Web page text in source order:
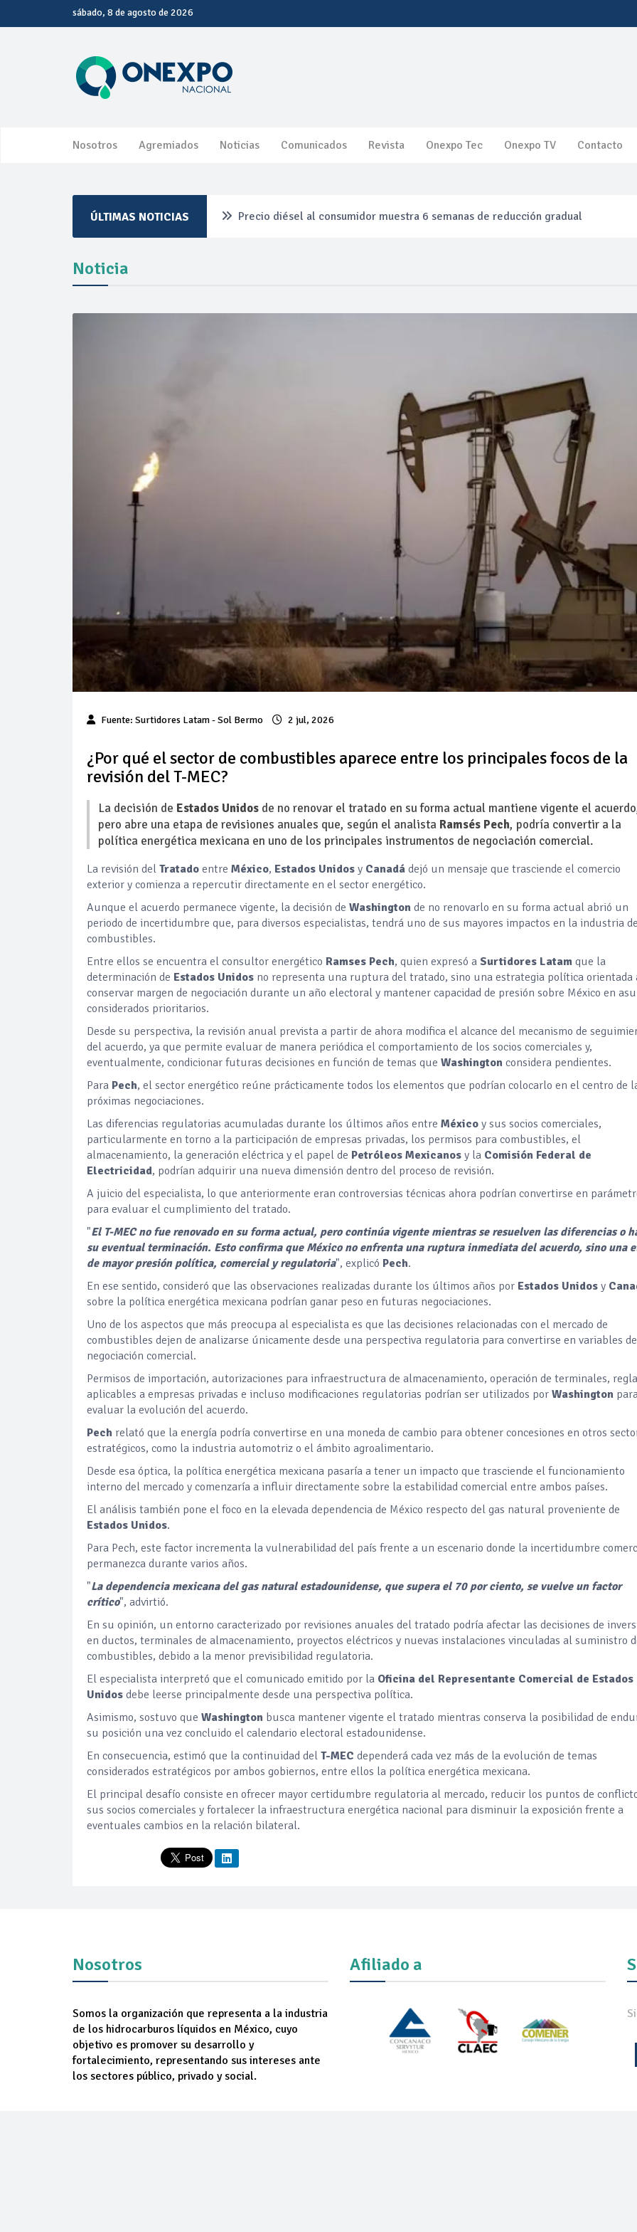
sábado, 8 de agosto de 2026
Nosotros Agremiados Noticias Comunicados Revista Onexpo Tec Onexpo TV Contacto
ÚLTIMAS NOTICIAS Precio diésel al consumidor muestra 6 semanas de reducción gradual
Pierde Pemex 71 millones de pesos al día por "procesadoras" ilegales
Pacto dispara 83% ventas diésel Pemex
Incertidumbre regulatoria pone a prueba las inversiones de las Estaciones de
Precio del diésel comprime el margen de las gasolineras: se espera
Baja 5% más el precio internacional del crudo por posible acuerdo de paz
Petróleo continúa su descenso en el mercado internacional
Noticia
Fuente: Surtidores Latam- Sol Bermo 2 jul, 2026
¿Por qué el sector de combustibles aparece entre los principales focos de la
revisión del T-MEC?
La decisión de Estados Unidos de no renovar el tratado en su forma actual mantiene vigente el
pero abre una etapa de revisiones anuales que, según el analista Ramsés Pech, podría convertir a la
política energética mexicana en uno de los principales instrumentos de negociación comercial.
La revisión del Tratado entre México, Estados Unidos y Canadá dejó un mensaje que trasciende el comercio
exterior y comienza a repercutir directamente en el sector energético.
Aunque el acuerdo permanece vigente, la decisión de Washington de no renovarlo en su forma actual abrió un
periodo de incertidumbre que, para diversos especialistas, tendrá uno de sus mayores impactos en la industria
combustibles.
Entre ellos se encuentra el consultor energético Ramses Pech, quien expresó a Surtidores Latam que la
determinación de Estados Unidos no representa una ruptura del tratado, sino una estrategia política orientada
conservar margen de negociación durante un año electoral y mantener capacidad de presión sobre México en
considerados prioritarios.
Desde su perspectiva, la revisión anual prevista a partir de ahora modifica el alcance del mecanismo de
del acuerdo, ya que permite evaluar de manera periódica el comportamiento de los socios comerciales y,
eventualmente, condicionar futuras decisiones en función de temas que Washington considera pendientes.
Para Pech, el sector energético reúne prácticamente todos los elementos que podrían colocarlo en el centro de
próximas negociaciones.
Las diferencias regulatorias acumuladas durante los últimos años entre México y sus socios comerciales,
particularmente en torno a la participación de empresas privadas, los permisos para combustibles, el
almacenamiento, la generación eléctrica y el papel de Petróleos Mexicanos y la Comisión Federal de
Electricidad, podrían adquirir una nueva dimensión dentro del proceso de revisión.
A juicio del especialista, lo que anteriormente eran controversias técnicas ahora podrían convertirse en
para evaluar el cumplimiento del tratado.
"El T-MEC no fue renovado en su forma actual, pero continúa vigente mientras se resuelven las diferencias o
su eventual terminación. Esto confirma que México no enfrenta una ruptura inmediata del acuerdo, sino una
de mayor presión política, comercial y regulatoria", explicó Pech.
En ese sentido, consideró que las observaciones realizadas durante los últimos años por Estados Unidos y
sobre la política energética mexicana podrían ganar peso en futuras negociaciones.
Uno de los aspectos que más preocupa al especialista es que las decisiones relacionadas con el mercado de
combustibles dejen de analizarse únicamente desde una perspectiva regulatoria para convertirse en variables de
negociación comercial.
Permisos de importación, autorizaciones para infraestructura de almacenamiento, operación de terminales,
aplicables a empresas privadas e incluso modificaciones regulatorias podrían ser utilizados por Washington
evaluar la evolución del acuerdo.
Pech relató que la energía podría convertirse en una moneda de cambio para obtener concesiones en otros
estratégicos, como la industria automotriz o el ámbito agroalimentario.
Desde esa óptica, la política energética mexicana pasaría a tener un impacto que trasciende el funcionamiento
interno del mercado y comenzaría a influir directamente sobre la estabilidad comercial entre ambos países.
El análisis también pone el foco en la elevada dependencia de México respecto del gas natural proveniente de
Estados Unidos.
Para Pech, este factor incrementa la vulnerabilidad del país frente a un escenario donde la incertidumbre
permanezca durante varios años.
"La dependencia mexicana del gas natural estadounidense, que supera el 70 por ciento, se vuelve un factor
crítico", advirtió.
En su opinión, un entorno caracterizado por revisiones anuales del tratado podría afectar las decisiones de
en ductos, terminales de almacenamiento, proyectos eléctricos y nuevas instalaciones vinculadas al suministro
combustibles, debido a la menor previsibilidad regulatoria.
El especialista interpretó que el comunicado emitido por la Oficina del Representante Comercial de Estados
Unidos debe leerse principalmente desde una perspectiva política.
Asimismo, sostuvo que Washington busca mantener vigente el tratado mientras conserva la posibilidad de
su posición una vez concluido el calendario electoral estadounidense.
En consecuencia, estimó que la continuidad del T-MEC dependerá cada vez más de la evolución de temas
considerados estratégicos por ambos gobiernos, entre ellos la política energética mexicana.
El principal desafío consiste en ofrecer mayor certidumbre regulatoria al mercado, reducir los puntos de
sus socios comerciales y fortalecer la infraestructura energética nacional para disminuir la exposición frente a
eventuales cambios en la relación bilateral.
Nosotros
Somos la organización que representa a la industria
de los hidrocarburos líquidos en México, cuyo
objetivo es promover su desarrollo y
fortalecimiento, representando sus intereses ante
los sectores público, privado y social.
Afiliado a